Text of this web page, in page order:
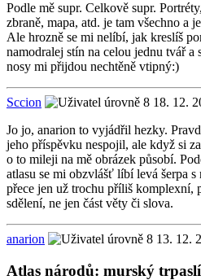
Podle mě supr. Celkově supr.
zbraně, mapa, atd. je tam všechno a
Ale hrozně se mi nelíbí, jak kreslíš
namodralej stín na celou jednu tvář a
nosy mi přijdou nechtěně vtipný:)
Sccion
18. 12.
Jo jo, anarion to vyjádřil hezky.
jeho příspěvku nespojil, ale když si
o to mileji na mě obrázek působí.
atlasu se mi obzvlášť líbí levá šerpa
přece jen už trochu příliš komplexní,
sdělení, ne jen část věty či slova.
anarion 13. 12.
Atlas národů: murský